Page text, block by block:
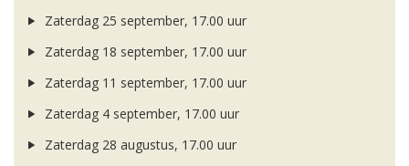
Zaterdag 25 september, 17.00 uur
Zaterdag 18 september, 17.00 uur
Zaterdag 11 september, 17.00 uur
Zaterdag 4 september, 17.00 uur
Zaterdag 28 augustus, 17.00 uur